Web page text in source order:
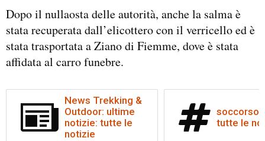
Dopo il nullaosta delle autorità, anche la salma è
stata recuperata dall’elicottero con il verricello ed è
stata trasportata a Ziano di Fiemme, dove è stata
affidata al carro funebre.
News Trekking &
Outdoor: ultime
notizie: tutte le
notizie
soccorso
tutte le